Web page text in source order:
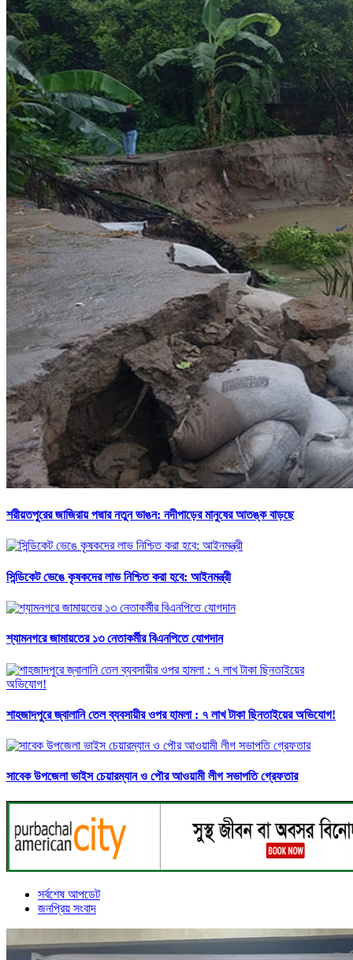
শরীয়তপুরের জাজিরায় পদ্মার নতুন ভাঙন: নদীপাড়ের মানুষের আতঙ্ক বাড়ছে
সিন্ডিকেট ভেঙে কৃষকদের লাভ নিশ্চিত করা হবে: আইনমন্ত্রী
শ্যামনগরে জামায়তের ১৩ নেতাকর্মীর বিএনপিতে যোগদান
শাহজাদপুরে জ্বালানি তেল ব্যবসায়ীর ওপর হামলা : ৭ লাখ টাকা ছিনতাইয়ের অভিযোগ!
সাবেক উপজেলা ভাইস চেয়ারম্যান ও পৌর আওয়ামী লীগ সভাপতি গ্রেফতার
সর্বশেষ আপডেট
জনপ্রিয় সংবাদ